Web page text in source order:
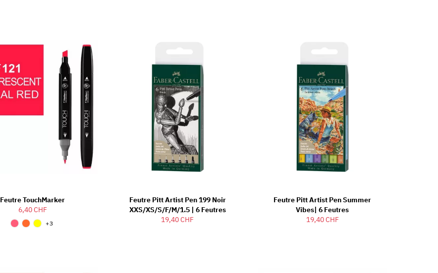
Feutre TouchMarker
6,40 CHF
+3
Feutre Pitt Artist Pen 199 Noir
XXS/XS/S/F/M/1.5 | 6 Feutres
19,40 CHF
Feutre Pitt Artist Pen Summer
Vibes| 6 Feutres
19,40 CHF